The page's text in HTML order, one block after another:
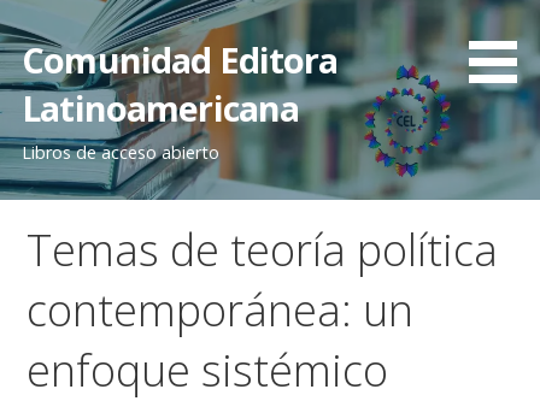
al
contenido
Comunidad Editora
Latinoamericana
Libros de acceso abierto
Temas de teoría política
contemporánea: un
enfoque sistémico